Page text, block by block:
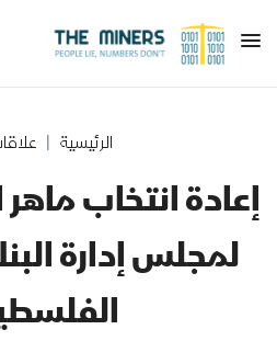
الرئيسية
إعادة انتخاب
لمجلس إدارة